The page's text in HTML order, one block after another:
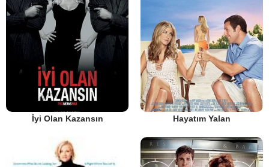
İyi Olan Kazansın Hayatım Yalan